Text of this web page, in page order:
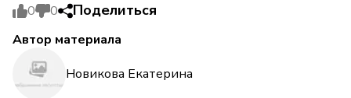
0 0 Поделиться
Автор материала
Новикова Екатерина